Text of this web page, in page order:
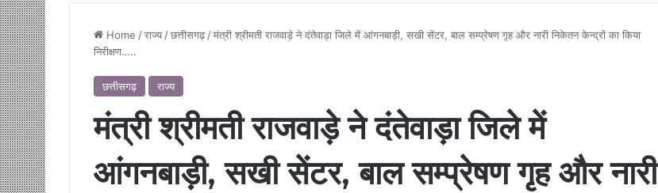
Home /राज्य /छत्तीसगढ़ /मंत्री श्रीमती राजवाड़े ने दंतेवाड़ा जिले में आंगनबाड़ी, सखी सेंटर, बाल सम्प्रेषण गृह और नारी निकेतन केन्द्रों का किया
निरीक्षण…..
छत्तीसगढ़ राज्य
मंत्री श्रीमती राजवाड़े ने दंतेवाड़ा जिले में
आंगनबाड़ी, सखी सेंटर, बाल सम्प्रेषण गृह और नारी